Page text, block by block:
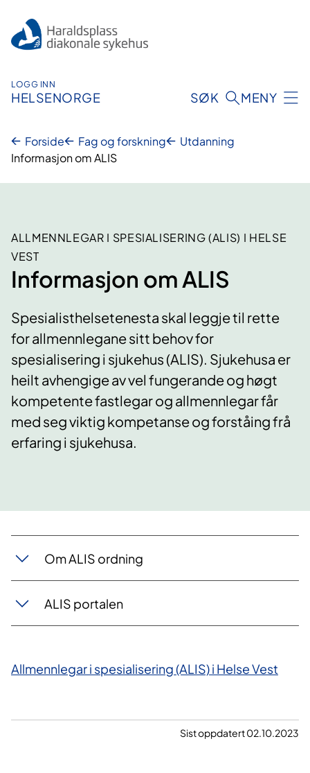
innhold
LOGG INN
HELSENORGE SØK MENY
Forside Fag og forskning
Utdanning
Informasjon om ALIS
ALLMENNLEGAR I SPESIALISERING (ALIS) I HELSE
VEST
Informasjon om ALIS
Spesialisthelsetenesta skal leggje til rette
for allmennlegane sitt behov for
spesialisering i sjukehus (ALIS). Sjukehusa er
heilt avhengige av vel fungerande og høgt
kompetente fastlegar og allmennlegar får
med seg viktig kompetanse og forståing frå
erfaring i sjukehusa.
Om ALIS ordning
ALIS portalen
Allmennlegar i spesialisering (ALIS) i Helse Vest
Sist oppdatert 02.10.2023